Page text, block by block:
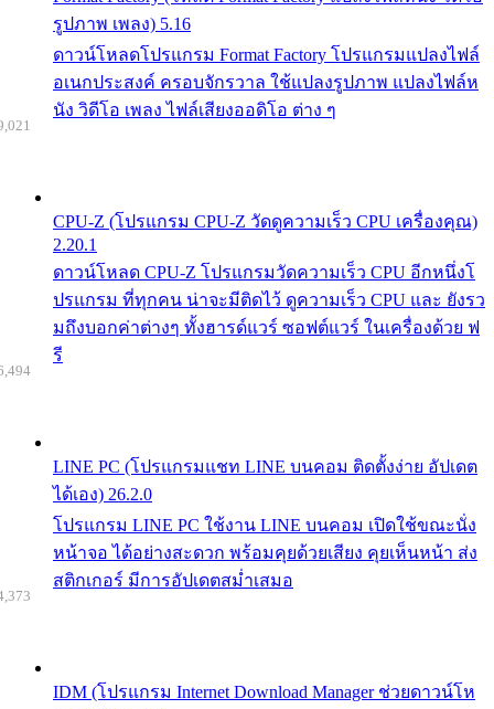
รูปภาพ เพลง) 5.16
ดาวน์โหลดโปรแกรม Format Factory โปรแกรมแปลงไฟล์
อเนกประสงค์ ครอบจักรวาล ใช้แปลงรูปภาพ แปลงไฟล์ห
นัง วิดีโอ เพลง ไฟล์เสียงออดิโอ ต่าง ๆ
CPU-Z (โปรแกรม CPU-Z วัดดูความเร็ว CPU เครื่องคุณ)
2.20.1
ดาวน์โหลด CPU-Z โปรแกรมวัดความเร็ว CPU อีกหนึ่งโ
ปรแกรม ที่ทุกคน น่าจะมีติดไว้ ดูความเร็ว CPU และ ยังรว
มถึงบอกค่าต่างๆ ทั้งฮารด์แวร์ ซอฟต์แวร์ ในเครื่องด้วย ฟ
รี
LINE PC (โปรแกรมแชท LINE บนคอม ติดตั้งง่าย อัปเดต
ได้เอง) 26.2.0
โปรแกรม LINE PC ใช้งาน LINE บนคอม เปิดใช้ขณะนั่ง
หน้าจอ ได้อย่างสะดวก พร้อมคุยด้วยเสียง คุยเห็นหน้า ส่ง
สติกเกอร์ มีการอัปเดตสม่ำเสมอ
IDM (โปรแกรม Internet Download Manager ช่วยดาวน์โห